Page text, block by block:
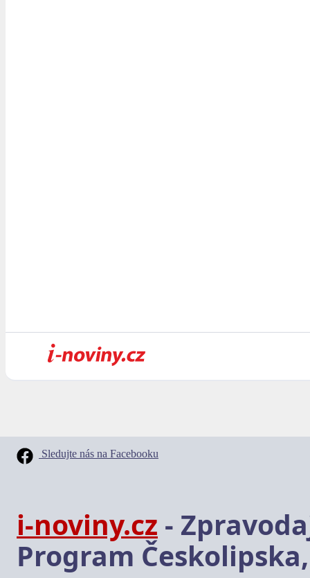
Sledujte nás na Facebooku
i-noviny.cz -
Program